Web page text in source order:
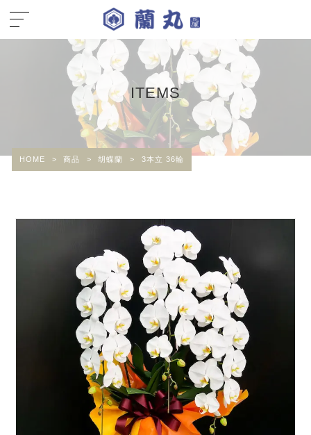
ITEMS
HOME > 商品 > 胡蝶蘭 > 3本立 36輪